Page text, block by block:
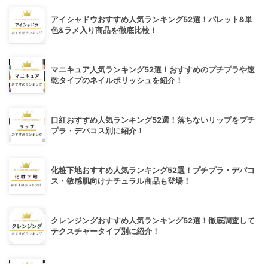
アイシャドウおすすめ人気ランキング52選！パレット&単
色&ラメ入り商品を徹底比較！
マニキュア人気ランキング52選！おすすめのプチプラや速
乾タイプのネイルポリッシュを紹介！
口紅おすすめ人気ランキング52選！落ちないリップをプチ
プラ・デパコス別に紹介！
化粧下地おすすめ人気ランキング52選！プチプラ・デパコ
ス・敏感肌向けナチュラル商品も登場！
クレンジングおすすめ人気ランキング52選！徹底調査して
テクスチャータイプ別に紹介！